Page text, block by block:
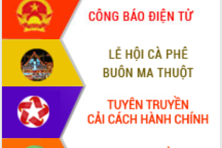
món ăn từ sầu riêng
Đắk Lắk công bố Quy hoạch và xúc
tiến đầu tư tỉnh
Ngành cá ngừ Đắk Lắk chủ động thích
ứng để giữ vững thị trường xuất khẩu
Diễn đàn Kinh tế tư nhân Việt Nam đột
phá cơ chế - Hợp tác công tư
Đề án 06 tạo bước ngoặt đột phá trong
cải cách hành chính tỉnh Đắk Lắk
Kết nối tour, đẩy mạnh chuyển đổi số
để phát triển du lịch Đắk Lắk
Khởi động Dự án Đầu tư xây dựng hạ
tầng kỹ thuật Cụm công nghiệp Tân